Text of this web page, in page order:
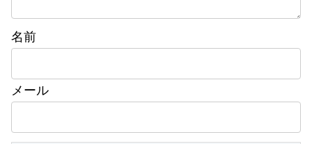
名前
メール